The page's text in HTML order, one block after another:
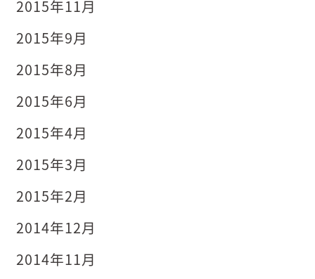
2015年11月
2015年9月
2015年8月
2015年6月
2015年4月
2015年3月
2015年2月
2014年12月
2014年11月